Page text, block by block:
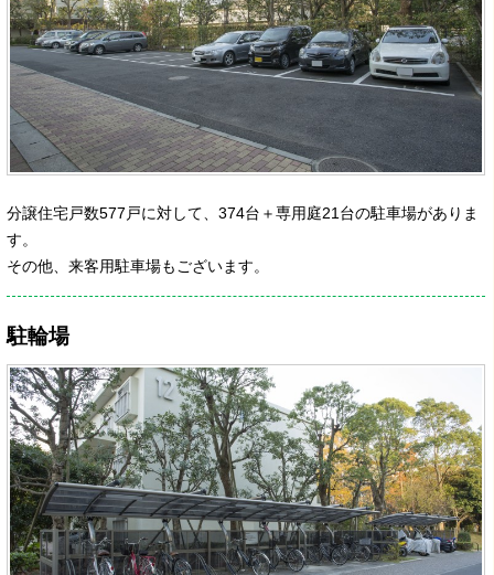
分譲住宅戸数577戸に対して、374台＋専用庭21台の駐車場がありま
す。
その他、来客用駐車場もございます。
駐輪場